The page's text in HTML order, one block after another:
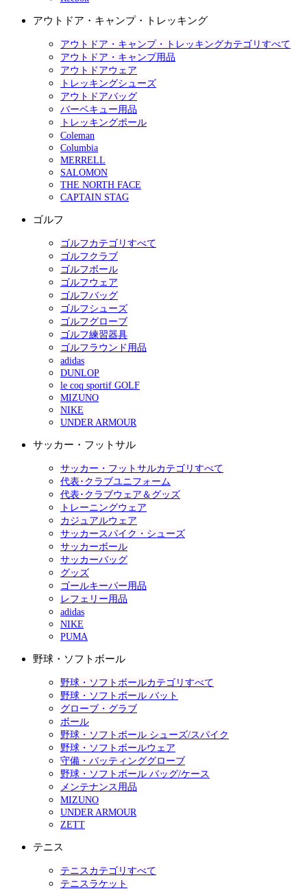
アウトドア・キャンプ・トレッキング
アウトドア・キャンプ・トレッキングカテゴリすべて
アウトドア・キャンプ用品
アウトドアウェア
トレッキングシューズ
アウトドアバッグ
バーベキュー用品
トレッキングポール
Coleman
Columbia
MERRELL
SALOMON
THE NORTH FACE
CAPTAIN STAG
ゴルフ
ゴルフカテゴリすべて
ゴルフクラブ
ゴルフボール
ゴルフウェア
ゴルフバッグ
ゴルフシューズ
ゴルフグローブ
ゴルフ練習器具
ゴルフラウンド用品
adidas
DUNLOP
le coq sportif GOLF
MIZUNO
NIKE
UNDER ARMOUR
サッカー・フットサル
サッカー・フットサルカテゴリすべて
代表･クラブユニフォーム
代表･クラブウェア＆グッズ
トレーニングウェア
カジュアルウェア
サッカースパイク・シューズ
サッカーボール
サッカーバッグ
グッズ
ゴールキーパー用品
レフェリー用品
adidas
NIKE
PUMA
野球・ソフトボール
野球・ソフトボールカテゴリすべて
野球・ソフトボール バット
グローブ・グラブ
ボール
野球・ソフトボール シューズ/スパイク
野球・ソフトボールウェア
守備・バッティンググローブ
野球・ソフトボール バッグ/ケース
メンテナンス用品
MIZUNO
UNDER ARMOUR
ZETT
テニス
テニスカテゴリすべて
テニスラケット